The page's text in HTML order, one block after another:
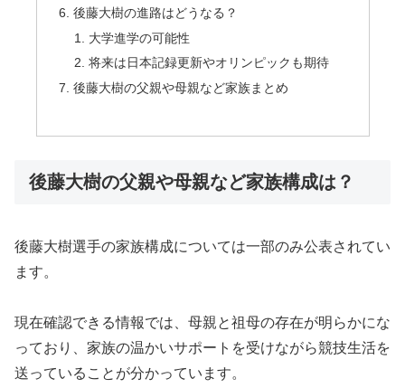
後藤大樹の進路はどうなる？
大学進学の可能性
将来は日本記録更新やオリンピックも期待
後藤大樹の父親や母親など家族まとめ
後藤大樹の父親や母親など家族構成は？
後藤大樹選手の家族構成については一部のみ公表されてい
ます。
現在確認できる情報では、母親と祖母の存在が明らかにな
っており、家族の温かいサポートを受けながら競技生活を
送っていることが分かっています。